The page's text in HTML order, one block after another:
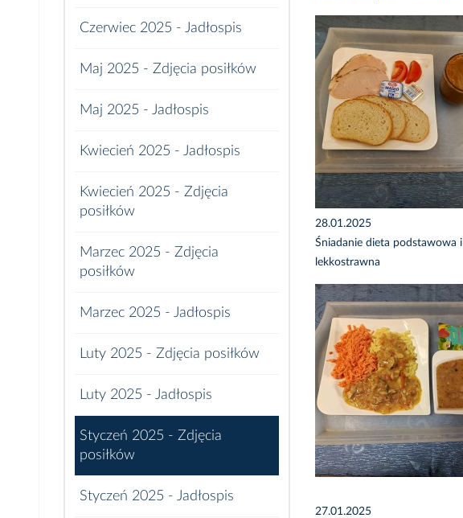
Czerwiec 2025 - Jadłospis
Maj 2025 - Zdjęcia posiłków
Maj 2025 - Jadłospis
Kwiecień 2025 - Jadłospis
Kwiecień 2025 - Zdjęcia
posiłków
Marzec 2025 - Zdjęcia
posiłków
Marzec 2025 - Jadłospis
Luty 2025 - Zdjęcia posiłków
Luty 2025 - Jadłospis
Styczeń 2025 - Zdjęcia
posiłków
Styczeń 2025 - Jadłospis
28.01.2025
Śniadanie dieta podstawowa i
lekkostrawna
27.01.2025